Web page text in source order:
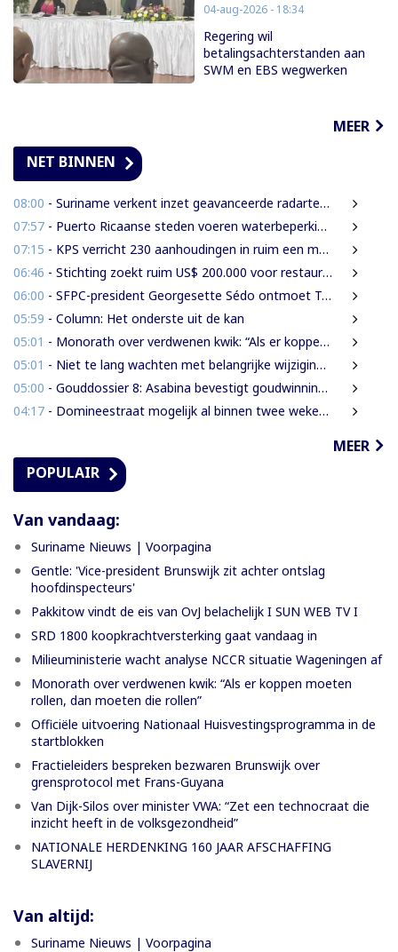
04-aug-2026 - 18:34
Regering wil
betalingsachterstanden aan
SWM en EBS wegwerken
MEER
NET BINNEN
08:00 - Suriname verkent inzet geavanceerde radartechnologie uit Brazilië tegen grenscriminaliteit
07:57 - Puerto Ricaanse steden voeren waterbeperkingen in tijdens recorddroogte
07:15 - KPS verricht 230 aanhoudingen in ruim een maand
06:46 - Stichting zoekt ruim US$ 200.000 voor restauratie woning Nola Hatterman
06:00 - SFPC-president Georgesette Sédo ontmoet Turkse president Erdoğan
05:59 - Column: Het onderste uit de kan
05:01 - Monorath over verdwenen kwik: “Als er koppen moeten rollen, dan moeten die rollen”
05:01 - Niet te lang wachten met belangrijke wijzigingen van de Grondwet
05:00 - Gouddossier 8: Asabina bevestigt goudwinning op bodem Surinamerivier: Concessie voor riviergrind
04:17 - Domineestraat mogelijk al binnen twee weken weer open
MEER
POPULAIR
Van vandaag:
Suriname Nieuws | Voorpagina
Gentle: 'Vice-president Brunswijk zit achter ontslag
hoofdinspecteurs'
Pakkitow vindt de eis van OvJ belachelijk I SUN WEB TV I
SRD 1800 koopkrachtversterking gaat vandaag in
Milieuministerie wacht analyse NCCR situatie Wageningen af
Monorath over verdwenen kwik: “Als er koppen moeten
rollen, dan moeten die rollen”
Officiële uitvoering Nationaal Huisvestingsprogramma in de
startblokken
Fractieleiders bespreken bezwaren Brunswijk over
grensprotocol met Frans-Guyana
Van Dijk-Silos over minister VWA: “Zet een technocraat die
inzicht heeft in de volksgezondheid”
NATIONALE HERDENKING 160 JAAR AFSCHAFFING
SLAVERNIJ
Van altijd:
Suriname Nieuws | Voorpagina